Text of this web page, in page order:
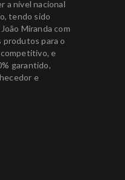
a nível nacional
tendo sido
Miranda com
produtos para o
e
garantido,
e